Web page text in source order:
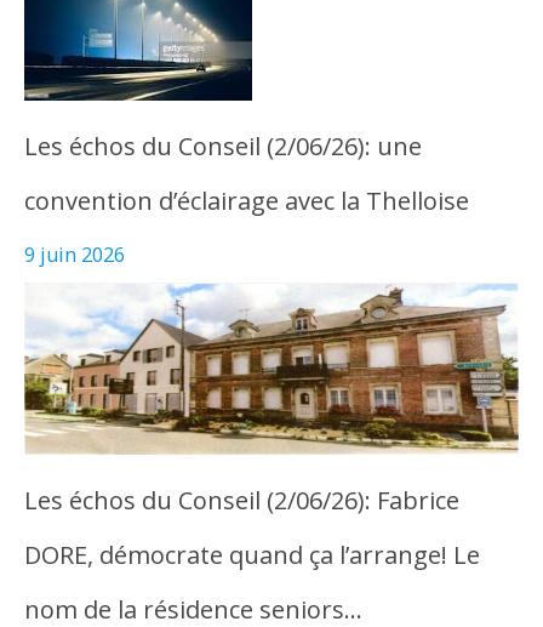
Les échos du Conseil (2/06/26): une
convention d’éclairage avec la Thelloise
9 juin 2026
Les échos du Conseil (2/06/26): Fabrice
DORE, démocrate quand ça l’arrange! Le
nom de la résidence seniors…